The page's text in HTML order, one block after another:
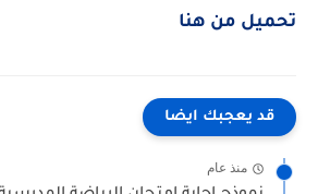
تحميل من هنا
قد يعجبك ايضا
منذ عام